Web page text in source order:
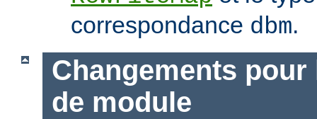
correspondance dbm.
Changements
de module